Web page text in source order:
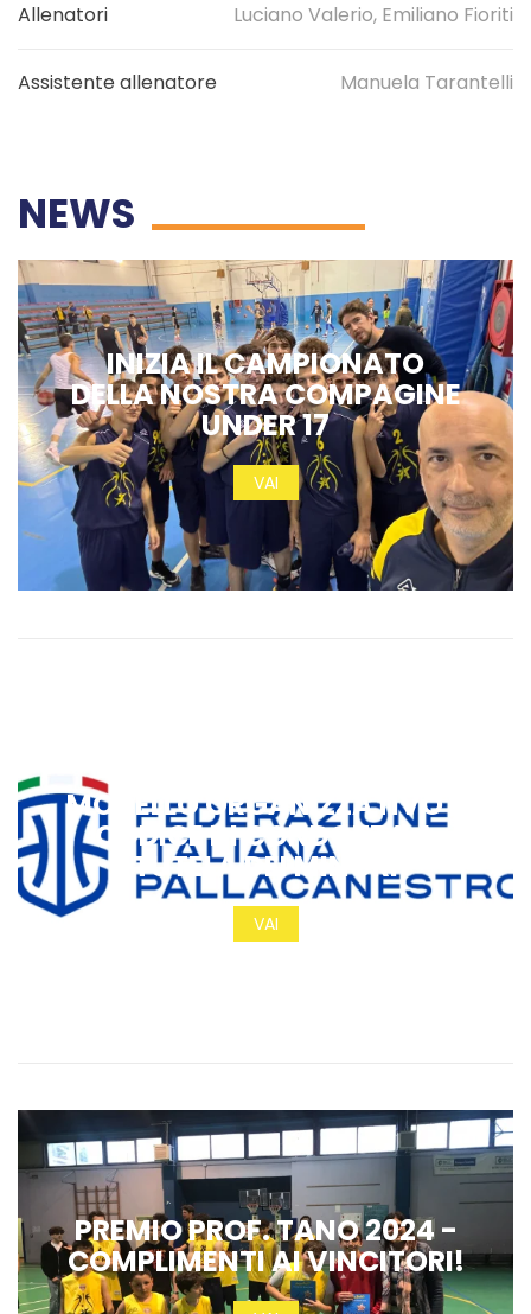
Allenatori Luciano Valerio, Emiliano Fioriti
Assistente allenatore Manuela Tarantelli
NEWS
INIZIA IL CAMPIONATO
DELLA NOSTRA COMPAGINE
UNDER 17
VAI
PUBBLICATO IL NUOVO
MODELLO ORGANIZZATIVO E
CODICE DI CONDOTTA A
TUTELA DEI MINORI
VAI
PREMIO PROF. TANO 2024 -
COMPLIMENTI AI VINCITORI!